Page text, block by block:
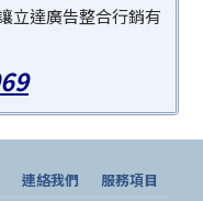
立達廣告整合行銷有
連絡我們
服務項目